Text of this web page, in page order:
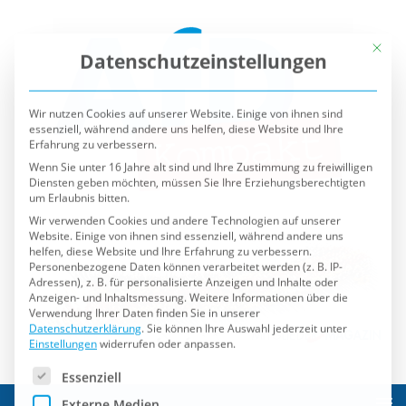
Wir nutzen Cookies auf unserer Website. Einige von ihnen sind
essenziell, während andere uns helfen, diese Website und Ihre
Erfahrung zu verbessern.
Wenn Sie unter 16 Jahre alt sind und Ihre Zustimmung zu freiwilligen
Diensten geben möchten, müssen Sie Ihre Erziehungsberechtigten
um Erlaubnis bitten.
Wir verwenden Cookies und andere Technologien auf unserer
Website. Einige von ihnen sind essenziell, während andere uns
helfen, diese Website und Ihre Erfahrung zu verbessern.
Personenbezogene Daten können verarbeitet werden (z. B. IP-
Adressen), z. B. für personalisierte Anzeigen und Inhalte oder
Anzeigen- und Inhaltsmessung.Weitere Informationen über die
Verwendung Ihrer Daten finden Sie in unserer
Datenschutzerklärung. Sie können Ihre Auswahl jederzeit unter
Einstellungenwiderrufen oder anpassen.
Es folgt eine Liste der Service-Gruppen, für die eine
Externe Medien